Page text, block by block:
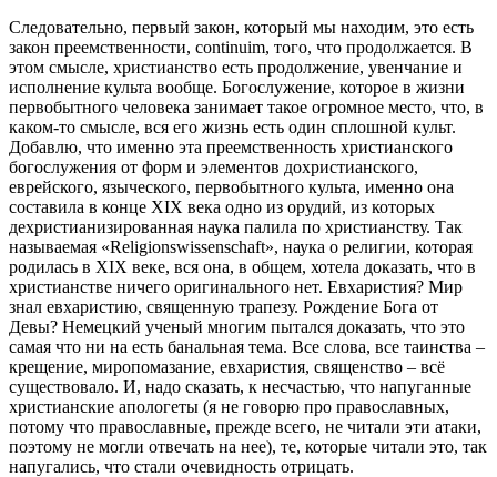
Следовательно, первый закон, который мы находим, это есть
закон преемственности, continuim, того, что продолжается. В
этом смысле, христианство есть продолжение, увенчание и
исполнение культа вообще. Богослужение, которое в жизни
первобытного человека занимает такое огромное место, что, в
каком-то смысле, вся его жизнь есть один сплошной культ.
Добавлю, что именно эта преемственность христианского
богослужения от форм и элементов дохристианского,
еврейского, языческого, первобытного культа, именно она
составила в конце ХIХ века одно из орудий, из которых
дехристианизированная наука палила по христианству. Так
называемая «Religionswissenschaft», наука о религии, которая
родилась в ХIХ веке, вся она, в общем, хотела доказать, что в
христианстве ничего оригинального нет. Евхаристия? Мир
знал евхаристию, священную трапезу. Рождение Бога от
Девы? Немецкий ученый многим пытался доказать, что это
самая что ни на есть банальная тема. Все слова, все таинства –
крещение, миропомазание, евхаристия, священство – всё
существовало. И, надо сказать, к несчастью, что напуганные
христианские апологеты (я не говорю про православных,
потому что православные, прежде всего, не читали эти атаки,
поэтому не могли отвечать на нее), те, которые читали это, так
напугались, что стали очевидность отрицать.